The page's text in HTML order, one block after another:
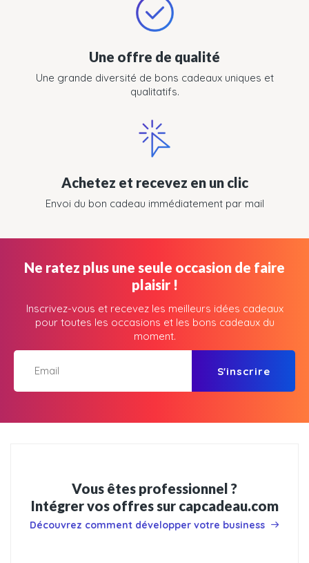
Une offre de qualité
Une grande diversité de bons cadeaux uniques et
qualitatifs.
Achetez et recevez en un clic
Envoi du bon cadeau immédiatement par mail
Ne ratez plus une seule occasion de faire
plaisir !
Inscrivez-vous et recevez les meilleurs idées cadeaux
pour toutes les occasions et les bons cadeaux du
moment.
S'inscrire
Vous êtes professionnel ?
Intégrer vos offres sur capcadeau.com
Découvrez comment développer votre business